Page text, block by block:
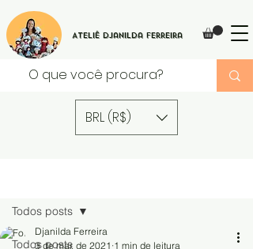
Ateliê Djanilda Ferreira
BRL (R$)
Todos posts
Todos posts
Djanilda Ferreira
3 de mar. de 2021 1 min de leitura